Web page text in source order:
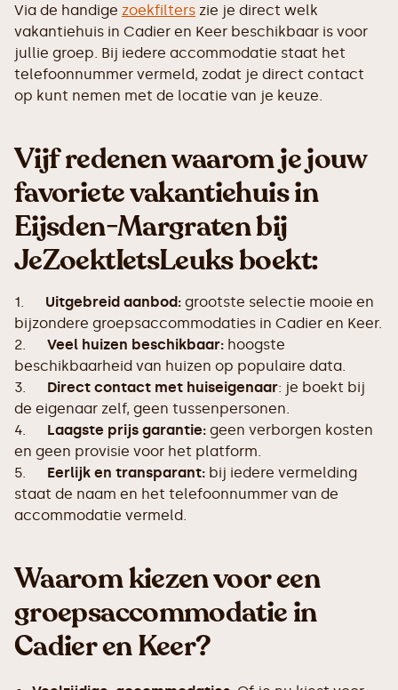
Via de handige zoekfilters zie je direct welk
vakantiehuis in Cadier en Keer beschikbaar is voor
jullie groep. Bij iedere accommodatie staat het
telefoonnummer vermeld, zodat je direct contact
op kunt nemen met de locatie van je keuze.
Vijf redenen waarom je jouw
favoriete vakantiehuis in
Eijsden-Margraten bij
JeZoektIetsLeuks boekt:
1. Uitgebreid aanbod: grootste selectie mooie en
bijzondere groepsaccommodaties in Cadier en Keer.
2. Veel huizen beschikbaar: hoogste
beschikbaarheid van huizen op populaire data.
3. Direct contact met huiseigenaar: je boekt bij
de eigenaar zelf, geen tussenpersonen.
4. Laagste prijs garantie: geen verborgen kosten
en geen provisie voor het platform.
5. Eerlijk en transparant: bij iedere vermelding
staat de naam en het telefoonnummer van de
accommodatie vermeld.
Waarom kiezen voor een
groepsaccommodatie in
Cadier en Keer?